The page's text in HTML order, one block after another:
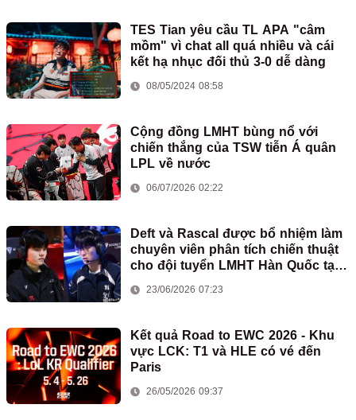
TES Tian yêu cầu TL APA "câm
mồm" vì chat all quá nhiều và cái
kết hạ nhục đối thủ 3-0 dễ dàng
08/05/2024 08:58
Cộng đồng LMHT bùng nổ với
chiến thắng của TSW tiễn Á quân
LPL về nước
06/07/2026 02:22
Deft và Rascal được bổ nhiệm làm
chuyên viên phân tích chiến thuật
cho đội tuyển LMHT Hàn Quốc tại
23/06/2026 07:23
Kết quả Road to EWC 2026 - Khu
vực LCK: T1 và HLE có vé đến
Paris
26/05/2026 09:37